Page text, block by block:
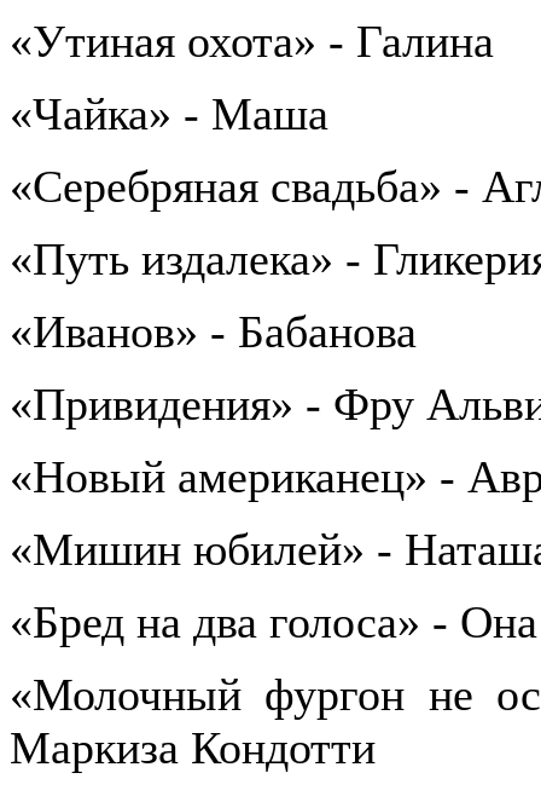
«Утиная охота» - Галина
«Чайка» - Маша
«Серебряная свадьба» -
«Путь издалека» -
«Иванов» - Бабанова
«Привидения» - Фру
«Новый американец» -
«Мишин юбилей» -
«Бред на два голоса» - Она
«Молочный фургон не
Маркиза Кондотти